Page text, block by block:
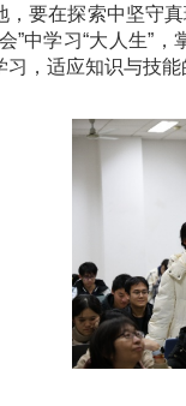
，要在探索中坚守
”中学习“大人生”
，适应知识与技